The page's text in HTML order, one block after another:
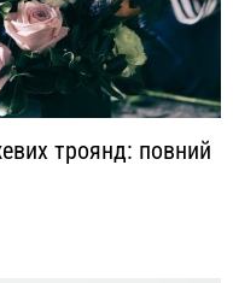
троянд: повний